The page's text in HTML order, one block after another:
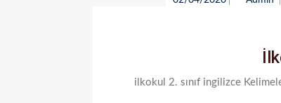
ilkokul 2. sınıf ingilizce